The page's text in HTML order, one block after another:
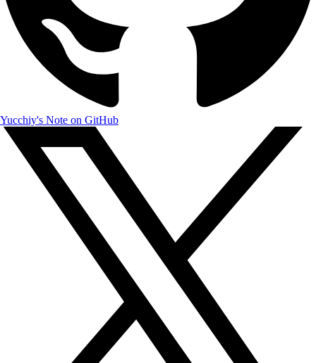
Yucchiy's Note on GitHub